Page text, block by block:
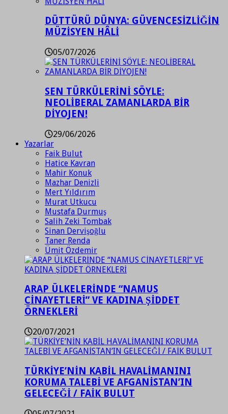
DÜTTÜRÜ DÜNYA: GÜVENCESİZLİĞİN
MÜZİSYEN HÂLİ
05/07/2026
SEN TÜRKÜLERİNİ SÖYLE:
NEOLİBERAL ZAMANLARDA BİR
DİYOJEN!
29/06/2026
Yazarlar
Faik Bulut
Hatice Kavran
Mahir Konuk
Mazhar Denizli
Mert Yıldırım
Murat Utkucu
Mustafa Durmuş
Salih Zeki Tombak
Sinan Dervişoğlu
Taner Renda
Ümit Özdemir
ARAP ÜLKELERİNDE “NAMUS
CİNAYETLERİ” VE KADINA ŞİDDET
ÖRNEKLERİ
20/07/2021
TÜRKİYE’NİN KABİL HAVALİMANINI
KORUMA TALEBİ VE AFGANİSTAN’IN
GELECEĞİ / FAİK BULUT